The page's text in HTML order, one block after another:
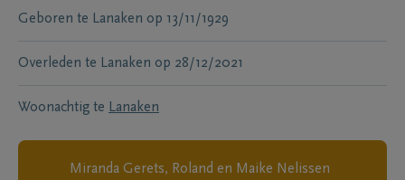
Geboren te Lanaken op 13/11/1929
Overleden te Lanaken op 28/12/2021
Woonachtig te Lanaken
Miranda Gerets, Roland en Maike Nelissen